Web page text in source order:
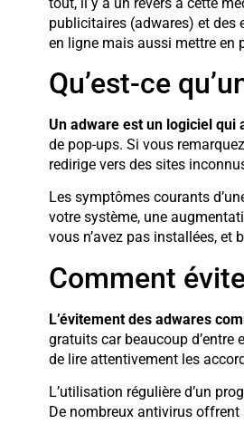
publicitaires (adwares) et des
en ligne mais aussi mettre en
Qu’est-ce
Un adware est un logiciel
de pop-ups. Si vous
redirige vers des sites
Les symptômes courants
votre système, une
vous n’avez pas installées, et
Comment
L’évitement des adwares
gratuits car beaucoup d’entre
de lire attentivement les
L’utilisation régulière d’un
De nombreux antivirus offrent